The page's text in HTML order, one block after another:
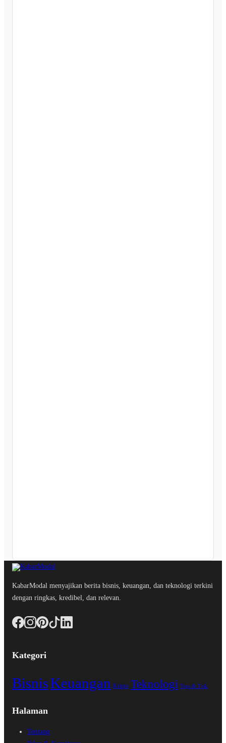
KabarModal menyajikan berita bisnis, keuangan, dan teknologi terkini
dengan ringkas, kredibel, dan relevan.
Kategori
BisnisKeuangan Kripto Teknologi Tips & Trik
Halaman
Tentang